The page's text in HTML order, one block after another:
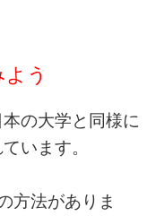
う
の大学と同様に
います。
方法がありま